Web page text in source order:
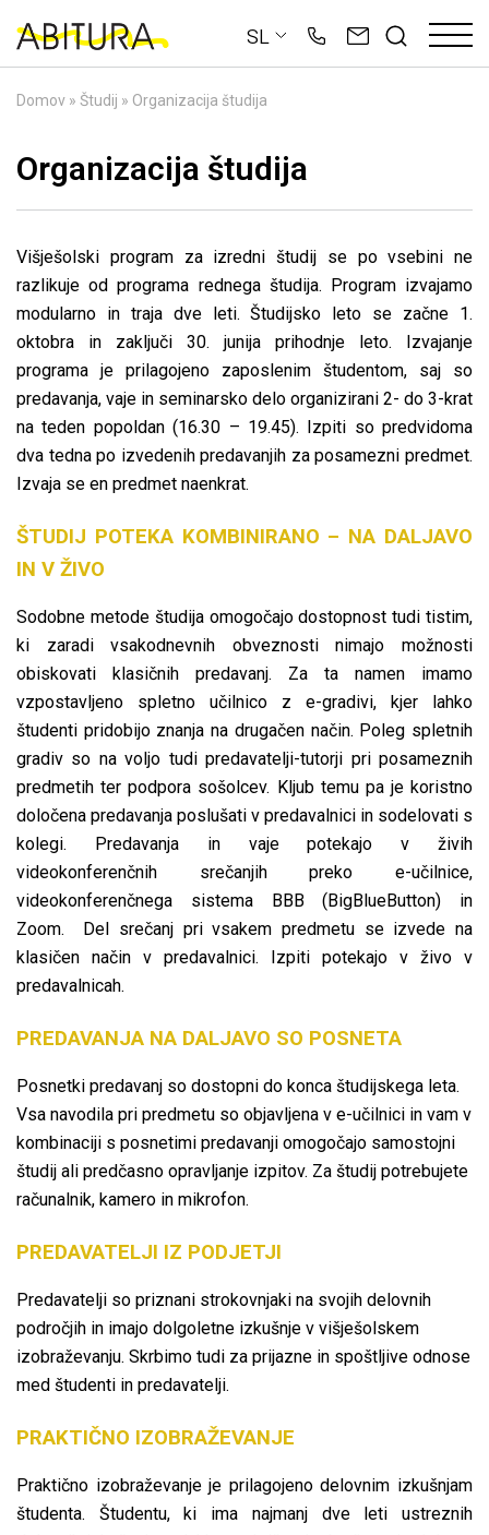
content
SL
Domov » Študij » Organizacija študija
Organizacija študija
Višješolski program za izredni študij se po vsebini ne
razlikuje od programa rednega študija. Program izvajamo
modularno in traja dve leti. Študijsko leto se začne 1.
oktobra in zaključi 30. junija prihodnje leto. Izvajanje
programa je prilagojeno zaposlenim študentom, saj so
predavanja, vaje in seminarsko delo organizirani 2- do 3-krat
na teden popoldan (16.30 – 19.45). Izpiti so predvidoma
dva tedna po izvedenih predavanjih za posamezni predmet.
Izvaja se en predmet naenkrat.
ŠTUDIJ POTEKA KOMBINIRANO – NA DALJAVO
IN V ŽIVO
Sodobne metode študija omogočajo dostopnost tudi tistim,
ki zaradi vsakodnevnih obveznosti nimajo možnosti
obiskovati klasičnih predavanj. Za ta namen imamo
vzpostavljeno spletno učilnico z e-gradivi, kjer lahko
študenti pridobijo znanja na drugačen način. Poleg spletnih
gradiv so na voljo tudi predavatelji-tutorji pri posameznih
predmetih ter podpora sošolcev. Kljub temu pa je koristno
določena predavanja poslušati v predavalnici in sodelovati s
kolegi. Predavanja in vaje potekajo v živih
videokonferenčnih srečanjih preko e-učilnice,
videokonferenčnega sistema BBB (BigBlueButton) in
Zoom. Del srečanj pri vsakem predmetu se izvede na
klasičen način v predavalnici. Izpiti potekajo v živo v
predavalnicah.
PREDAVANJA NA DALJAVO SO POSNETA
Posnetki predavanj so dostopni do konca študijskega leta.
Vsa navodila pri predmetu so objavljena v e-učilnici in vam v
kombinaciji s posnetimi predavanji omogočajo samostojni
študij ali predčasno opravljanje izpitov. Za študij potrebujete
računalnik, kamero in mikrofon.
PREDAVATELJI IZ PODJETJI
Predavatelji so priznani strokovnjaki na svojih delovnih
področjih in imajo dolgoletne izkušnje v višješolskem
izobraževanju. Skrbimo tudi za prijazne in spoštljive odnose
med študenti in predavatelji.
PRAKTIČNO IZOBRAŽEVANJE
Praktično izobraževanje je prilagojeno delovnim izkušnjam
študenta. Študentu, ki ima najmanj dve leti ustreznih